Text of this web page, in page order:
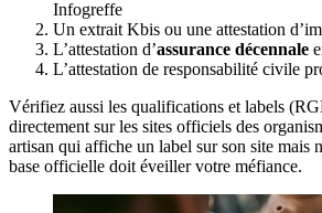
Infogreffe
Un extrait Kbis ou une attestation
L’attestation d’assurance décennale
L’attestation de responsabilité civile
Vérifiez aussi les qualifications et labels
directement sur les sites officiels des
artisan qui affiche un label sur son site mais
base officielle doit éveiller votre méfiance.